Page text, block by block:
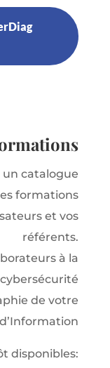
catalogue
formations
et vos
référents.
à la
cybersécurité
de votre
disponibles: